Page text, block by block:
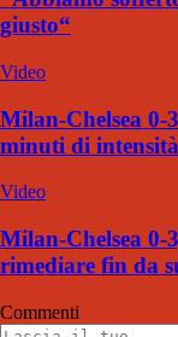
giusto“
Video
Milan-Chelsea 0-
minuti di
Video
Milan-Chelsea 0-
rimediare fin da
Commenti